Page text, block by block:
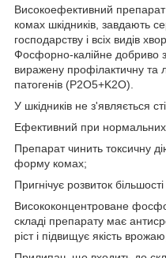
Високоефективний
комах шкідників, завдають
господарству і всіх видів
Фосфорно-калійне добриво
виражену профілактичну та
патогенів (P2O5+K2O).
У шкідників не з'являється
Ефективний при
Препарат чинить токсичну
форму комах;
Пригнічує розвиток
Висококонцентроване
складі препарату має
ріст і підвищує якість